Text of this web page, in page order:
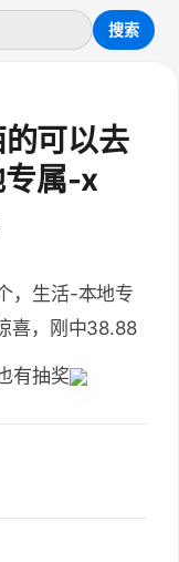
可以去
专属-x
，生活-本地专
喜，刚中38.88
有抽奖